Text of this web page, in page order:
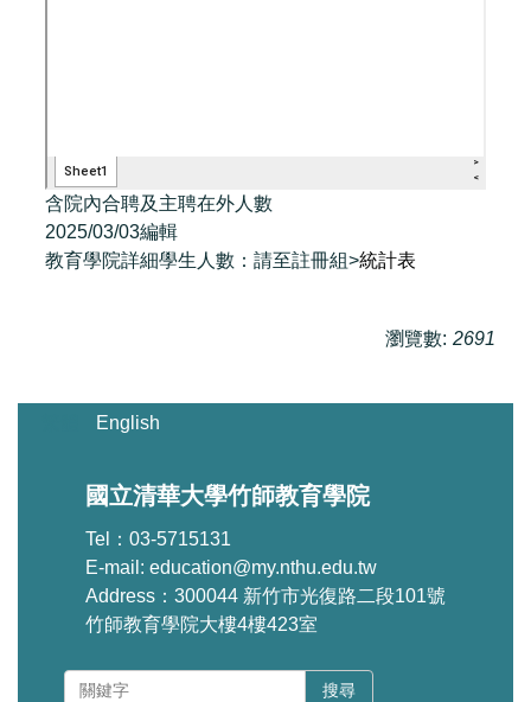
含院內合聘及主聘在外人數
2025/03/03編輯
教育學院詳細學生人數：請至註冊組>統計表
瀏覽數: 2691
English
國立清華大學竹師教育學院
Tel：03-5715131
E-mail: education@my.nthu.edu.tw
Address：300044 新竹市光復路二段101號
竹師教育學院大樓4樓423室
搜尋